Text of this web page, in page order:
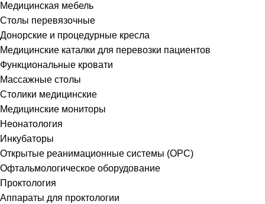
Медицинская мебель
Столы перевязочные
Донорские и процедурные кресла
Медицинские каталки для перевозки пациентов
Функциональные кровати
Массажные столы
Столики медицинские
Медицинские мониторы
Неонатология
Инкубаторы
Открытые реанимационные системы (ОРС)
Офтальмологическое оборудование
Проктология
Аппараты для проктологии